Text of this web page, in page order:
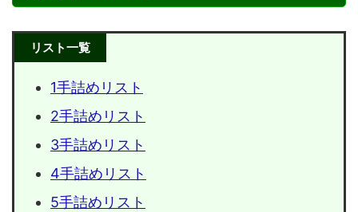
リスト一覧
1手詰めリスト
2手詰めリスト
3手詰めリスト
4手詰めリスト
5手詰めリスト